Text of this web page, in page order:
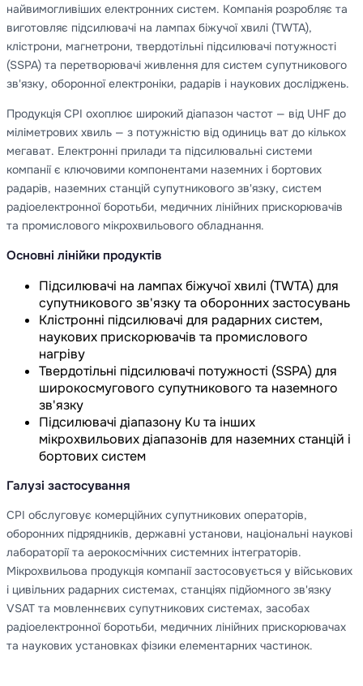
найвимогливіших електронних систем. Компанія розробляє та
виготовляє підсилювачі на лампах біжучої хвилі (TWTA),
клістрони, магнетрони, твердотільні підсилювачі потужності
(SSPA) та перетворювачі живлення для систем супутникового
зв'язку, оборонної електроніки, радарів і наукових досліджень.
Продукція CPI охоплює широкий діапазон частот — від UHF до
міліметрових хвиль — з потужністю від одиниць ват до кількох
мегават. Електронні прилади та підсилювальні системи
компанії є ключовими компонентами наземних і бортових
радарів, наземних станцій супутникового зв'язку, систем
радіоелектронної боротьби, медичних лінійних прискорювачів
та промислового мікрохвильового обладнання.
Основні лінійки продуктів
Підсилювачі на лампах біжучої хвилі (TWTA) для
супутникового зв'язку та оборонних застосувань
Клістронні підсилювачі для радарних систем,
наукових прискорювачів та промислового
нагріву
Твердотільні підсилювачі потужності (SSPA) для
широкосмугового супутникового та наземного
зв'язку
Підсилювачі діапазону Ku та інших
мікрохвильових діапазонів для наземних станцій і
бортових систем
Галузі застосування
CPI обслуговує комерційних супутникових операторів,
оборонних підрядників, державні установи, національні наукові
лабораторії та аерокосмічних системних інтеграторів.
Мікрохвильова продукція компанії застосовується у військових
і цивільних радарних системах, станціях підйомного зв'язку
VSAT та мовленнєвих супутникових системах, засобах
радіоелектронної боротьби, медичних лінійних прискорювачах
та наукових установках фізики елементарних частинок.